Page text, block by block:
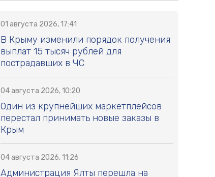
01 августа 2026, 17:41
В Крыму изменили порядок получения
выплат 15 тысяч рублей для
пострадавших в ЧС
04 августа 2026, 10:20
Один из крупнейших маркетплейсов
перестал принимать новые заказы в
Крым
04 августа 2026, 11:26
Администрация Ялты перешла на